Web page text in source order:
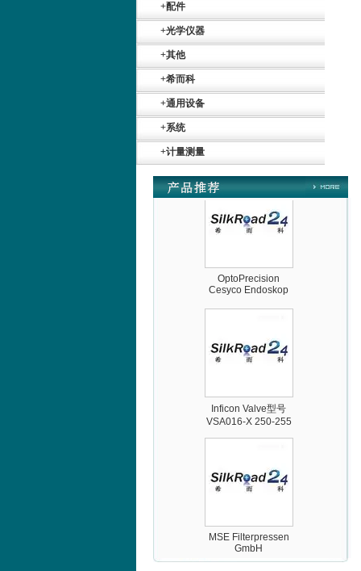
+配件
+光学仪器
+其他
+希而科
+通用设备
+系统
+计量测量
Automation GmbH
HTO 38 内窥镜
VSA016-X 250-255